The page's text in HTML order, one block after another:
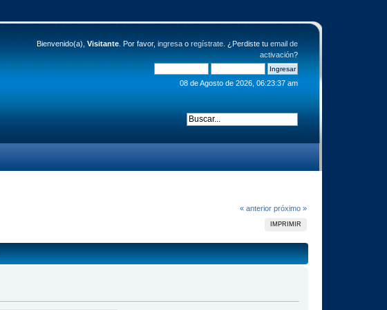
Bienvenido(a), Visitante. Por favor, ingresao regístrate. ¿Perdiste tu email de
activación?
08 de Agosto de 2026, 06:23:37 am
« anterior próximo »
IMPRIMIR